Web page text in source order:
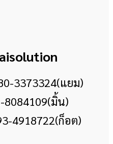
3373324(แยม)
8084109(มิ้น)
4918722(ก็อต)